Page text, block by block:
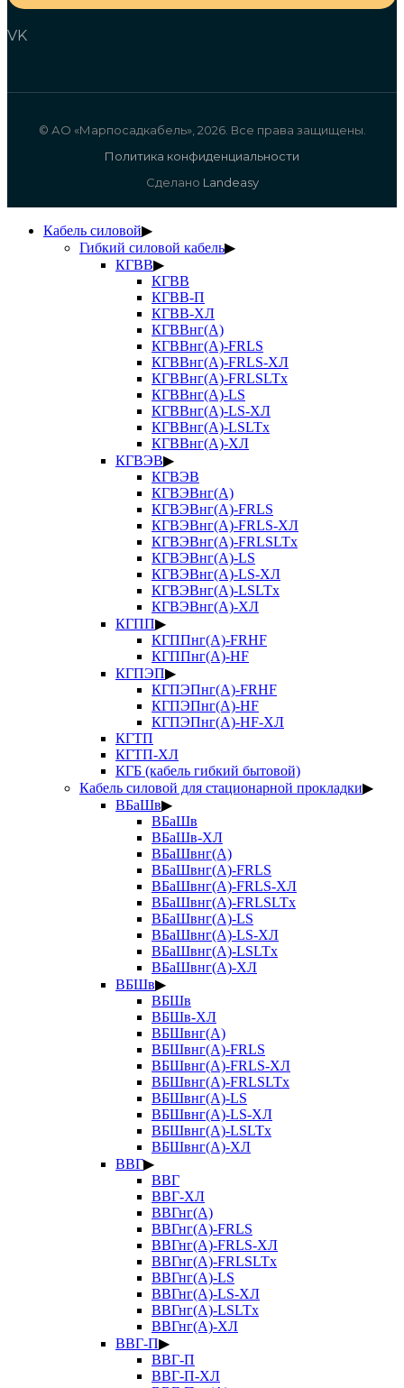
VK
© АО «Марпосадкабель», 2026. Все права защищены.
Политика конфиденциальности
Сделано Landeasy
Кабель силовой▶
Гибкий силовой кабель▶
КГВВ▶
КГВВ
КГВВ-П
КГВВ-ХЛ
КГВВнг(А)
КГВВнг(А)-FRLS
КГВВнг(А)-FRLS-ХЛ
КГВВнг(А)-FRLSLTx
КГВВнг(А)-LS
КГВВнг(А)-LS-ХЛ
КГВВнг(А)-LSLTx
КГВВнг(А)-ХЛ
КГВЭВ▶
КГВЭВ
КГВЭВнг(А)
КГВЭВнг(А)-FRLS
КГВЭВнг(А)-FRLS-ХЛ
КГВЭВнг(А)-FRLSLTx
КГВЭВнг(А)-LS
КГВЭВнг(А)-LS-ХЛ
КГВЭВнг(А)-LSLTx
КГВЭВнг(А)-ХЛ
КГПП▶
КГППнг(А)-FRHF
КГППнг(А)-HF
КГПЭП▶
КГПЭПнг(А)-FRHF
КГПЭПнг(А)-HF
КГПЭПнг(А)-HF-ХЛ
КГТП
КГТП-ХЛ
КГБ (кабель гибкий бытовой)
Кабель силовой для стационарной прокладки▶
ВБаШв▶
ВБаШв
ВБаШв-ХЛ
ВБаШвнг(А)
ВБаШвнг(А)-FRLS
ВБаШвнг(А)-FRLS-ХЛ
ВБаШвнг(А)-FRLSLTx
ВБаШвнг(А)-LS
ВБаШвнг(А)-LS-ХЛ
ВБаШвнг(А)-LSLTx
ВБаШвнг(А)-ХЛ
ВБШв▶
ВБШв
ВБШв-ХЛ
ВБШвнг(А)
ВБШвнг(А)-FRLS
ВБШвнг(А)-FRLS-ХЛ
ВБШвнг(А)-FRLSLTx
ВБШвнг(А)-LS
ВБШвнг(А)-LS-ХЛ
ВБШвнг(А)-LSLTx
ВБШвнг(А)-ХЛ
ВВГ▶
ВВГ
ВВГ-ХЛ
ВВГнг(А)
ВВГнг(А)-FRLS
ВВГнг(А)-FRLS-ХЛ
ВВГнг(А)-FRLSLTx
ВВГнг(А)-LS
ВВГнг(А)-LS-ХЛ
ВВГнг(А)-LSLTx
ВВГнг(А)-ХЛ
ВВГ-П▶
ВВГ-П
ВВГ-П-ХЛ